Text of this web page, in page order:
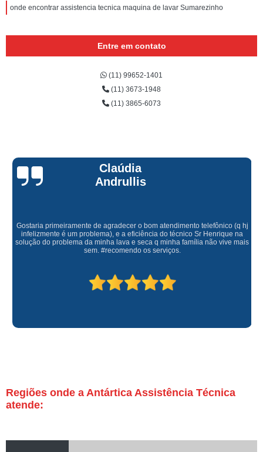
onde encontrar assistencia tecnica maquina de lavar Sumarezinho
Entre em contato
(11) 99652-1401
(11) 3673-1948
(11) 3865-6073
Claúdia
Andrullis
Gostaria primeiramente de agradecer o bom atendimento telefônico (q hj
infelizmente é um problema), e a eficiência do técnico Sr Henrique na
solução do problema da minha lava e seca q minha família não vive mais
sem. #recomendo os serviços.
Regiões onde a Antártica Assistência Técnica
atende: